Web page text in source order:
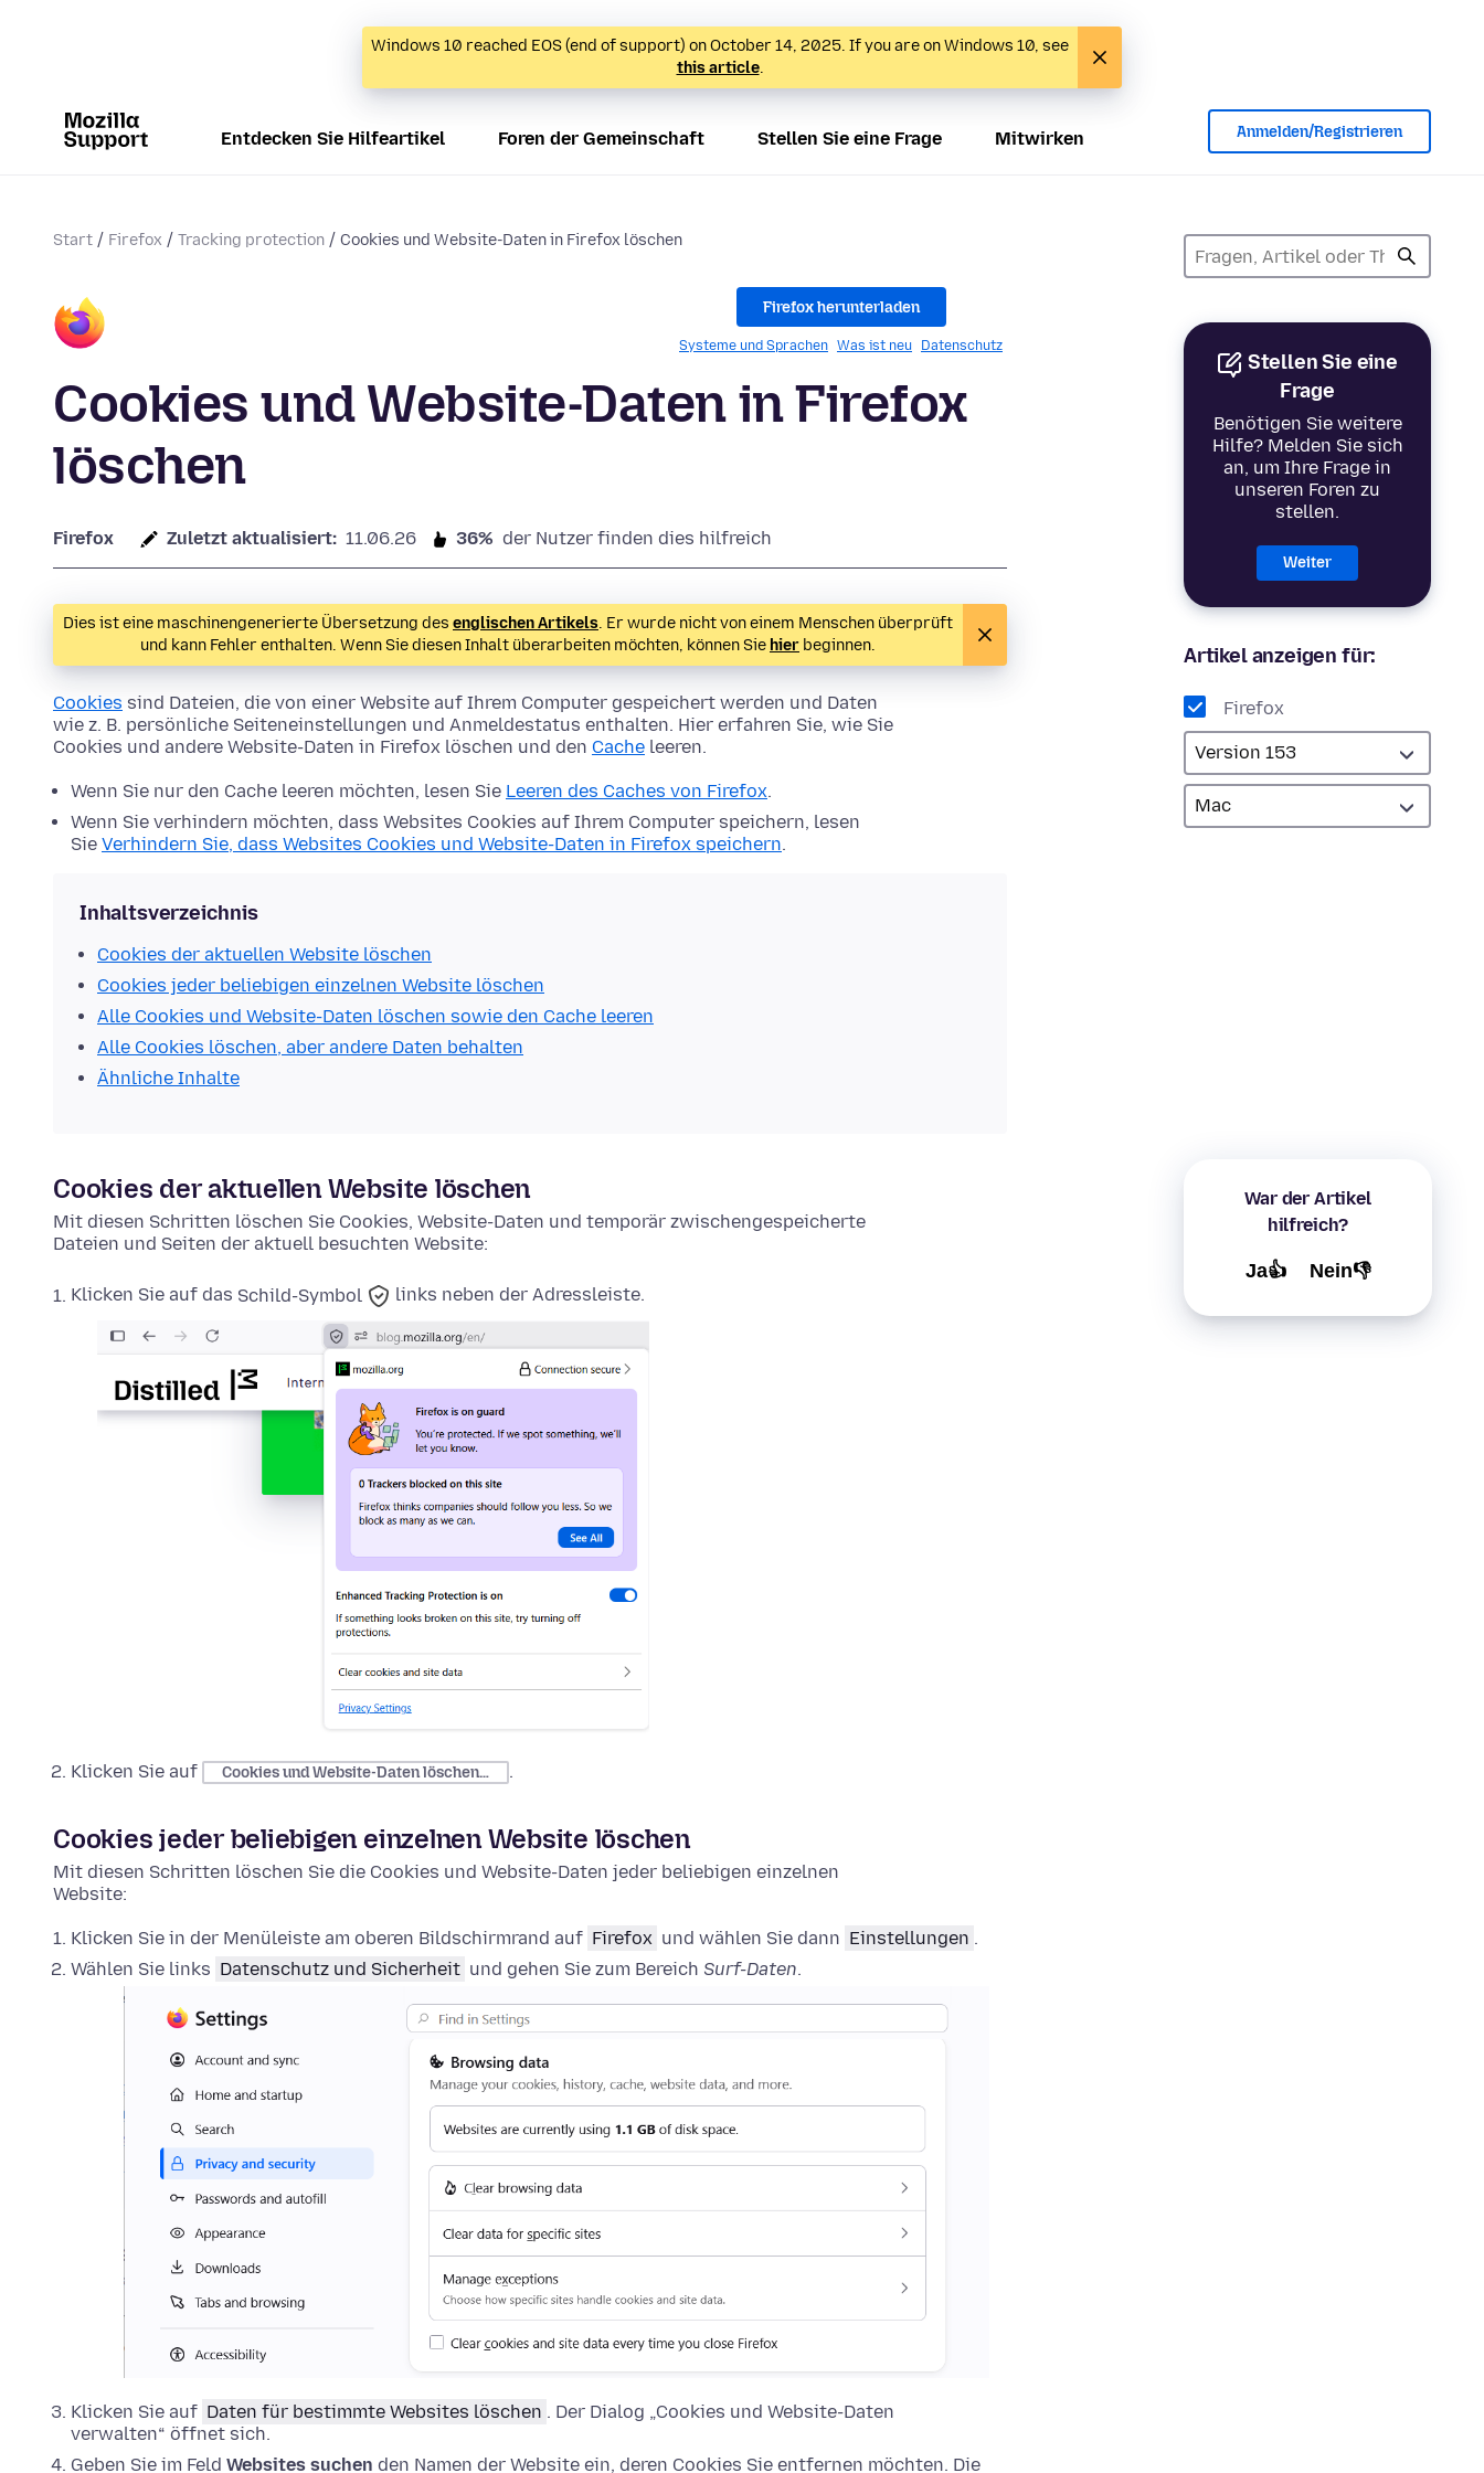
Windows 10 reached EOS (end of support) on October 14, 2025. If you are on Windows 10, see
this article.
Entdecken Sie Hilfeartikel Foren der Gemeinschaft Stellen Sie eine Frage Mitwirken Anmelden/Registrieren
Start Firefox Tracking protection Cookies und Website-Daten in Firefox löschen
Stellen Sie eine
Frage
Benötigen Sie weitere
Hilfe? Melden Sie sich
an, um Ihre Frage in
unseren Foren zu
stellen.
Weiter
Artikel anzeigen für:
Firefox
War der Artikel
hilfreich?
Ja👍 Nein👎
Firefox herunterladen
Systeme und Sprachen Was ist neu Datenschutz
Cookies und Website-Daten in Firefox
löschen
Firefox Zuletzt aktualisiert: 11.06.26 36% der Nutzer finden dies hilfreich
Dies ist eine maschinengenerierte Übersetzung des englischen Artikels. Er wurde nicht von einem Menschen überprüft
und kann Fehler enthalten. Wenn Sie diesen Inhalt überarbeiten möchten, können Sie hier beginnen.
Cookies sind Dateien, die von einer Website auf Ihrem Computer gespeichert werden und Daten
wie z. B. persönliche Seiteneinstellungen und Anmeldestatus enthalten. Hier erfahren Sie, wie Sie
Cookies und andere Website-Daten in Firefox löschen und den Cache leeren.
Wenn Sie nur den Cache leeren möchten, lesen Sie Leeren des Caches von Firefox.
Wenn Sie verhindern möchten, dass Websites Cookies auf Ihrem Computer speichern, lesen
Sie Verhindern Sie, dass Websites Cookies und Website-Daten in Firefox speichern.
Inhaltsverzeichnis
Cookies der aktuellen Website löschen
Cookies jeder beliebigen einzelnen Website löschen
Alle Cookies und Website-Daten löschen sowie den Cache leeren
Alle Cookies löschen, aber andere Daten behalten
Ähnliche Inhalte
Cookies der aktuellen Website löschen
Mit diesen Schritten löschen Sie Cookies, Website-Daten und temporär zwischengespeicherte
Dateien und Seiten der aktuell besuchten Website:
Klicken Sie auf das Schild-Symbol links neben der Adressleiste.
Klicken Sie auf Cookies und Website-Daten löschen… .
Cookies jeder beliebigen einzelnen Website löschen
Mit diesen Schritten löschen Sie die Cookies und Website-Daten jeder beliebigen einzelnen
Website:
Klicken Sie in der Menüleiste am oberen Bildschirmrand auf Firefox und wählen Sie dann Einstellungen .
Wählen Sie links Datenschutz und Sicherheit und gehen Sie zum Bereich Surf-Daten.
Klicken Sie auf Daten für bestimmte Websites löschen . Der Dialog „Cookies und Website-Daten
verwalten“ öffnet sich.
Geben Sie im Feld Websites suchen den Namen der Website ein, deren Cookies Sie entfernen möchten. Die